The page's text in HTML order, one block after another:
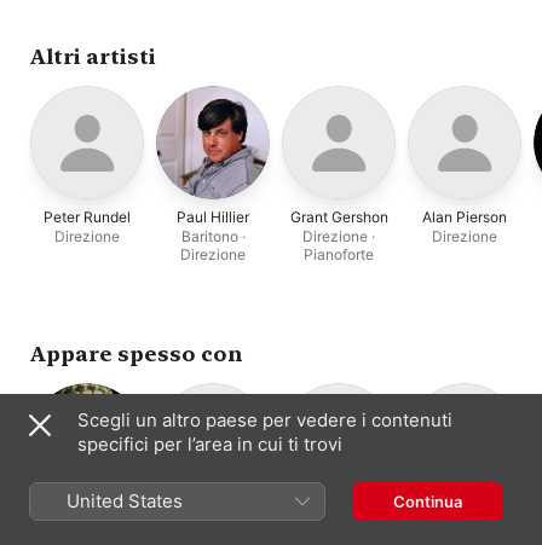
Altri artisti
Peter Rundel
Direzione
Paul Hillier
Baritono ·
Direzione
Grant Gershon
Direzione ·
Pianoforte
Alan Pierson
Direzione
Appare spesso con
David Fedele
Todd Reynolds
Scegli un altro paese per vedere i contenuti
specifici per l’area in cui ti trovi
United States Continua